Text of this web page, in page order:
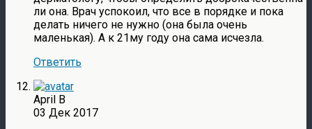
ли она. Врач успокоил, что все в порядке и пока
делать ничего не нужно (она была очень
маленькая). А к 21му году она сама исчезла.
Ответить
April B
03 Дек 2017